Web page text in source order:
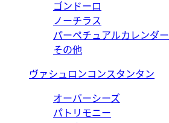
ゴンドーロ
ノーチラス
パーペチュアルカレンダー
その他
ヴァシュロンコンスタンタン
オーバーシーズ
パトリモニー